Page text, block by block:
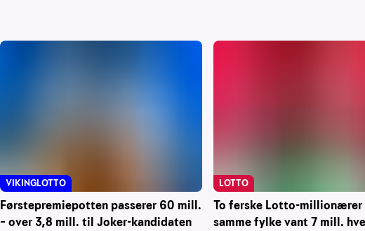
Førstepremiepotten passerer 60 mill.
– over 3,8 mill. til Joker-kandidaten
VIKINGLOTTO
To ferske Lotto-millionærer
samme fylke vant 7 mill.
LOTTO